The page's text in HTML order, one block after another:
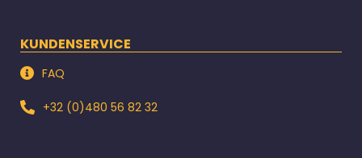
KUNDENSERVICE
FAQ
+32 (0)480 56 82 32